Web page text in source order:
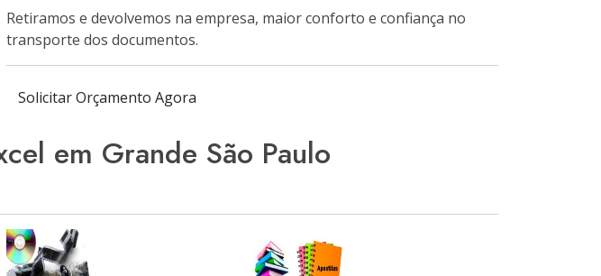
Retiramos e devolvemos na empresa, maior conforto e confiança no
transporte dos documentos.
Solicitar Orçamento Agora
em Grande São Paulo